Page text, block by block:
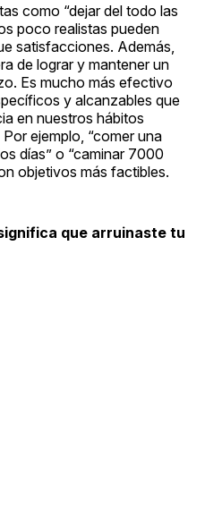
como “dejar del todo las
poco realistas pueden
satisfacciones. Además,
de lograr y mantener un
Es mucho más efectivo
y alcanzables que
en nuestros hábitos
ejemplo, “comer una
días” o “caminar 7000
objetivos más factibles.
que arruinaste tu